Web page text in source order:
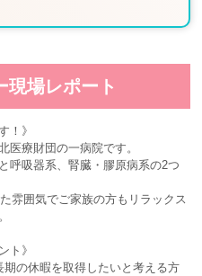
現場レポート
！》
療財団の一病院です。
呼吸器系、腎臓・膠原病系の2つ
雰囲気でご家族の方もリラックス
ト》
の休暇を取得したいと考える方